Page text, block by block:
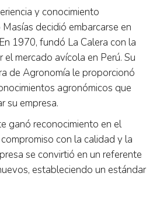
y conocimiento
decidió embarcarse en
1970, fundó La Calera con la
mercado avícola en Perú. Su
de Agronomía le proporcionó
agronómicos que
su empresa.
ganó reconocimiento en el
con la calidad y la
se convirtió en un referente
estableciendo un estándar